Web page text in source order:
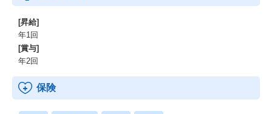
[昇給]
年1回
[賞与]
年2回
保険